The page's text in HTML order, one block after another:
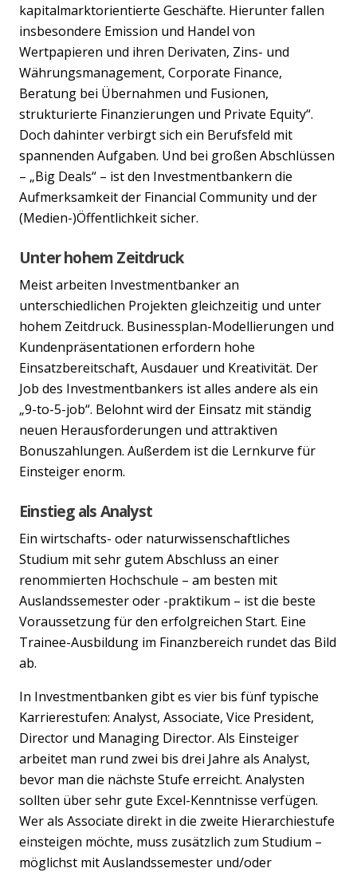
Previous
kapitalmarktorientierte Geschäfte. Hierunter fallen
insbesondere Emission und Handel von
Wertpapieren und ihren Derivaten, Zins- und
Währungsmanagement, Corporate Finance,
Beratung bei Übernahmen und Fusionen,
strukturierte Finanzierungen und Private Equity“.
Doch dahinter verbirgt sich ein Berufsfeld mit
spannenden Aufgaben. Und bei großen Abschlüssen
– „Big Deals“ – ist den Investmentbankern die
Aufmerksamkeit der Financial Community und der
(Medien-)Öffentlichkeit sicher.
Unter hohem Zeitdruck
Meist arbeiten Investmentbanker an
unterschiedlichen Projekten gleichzeitig und unter
hohem Zeitdruck. Businessplan-Modellierungen und
Kundenpräsentationen erfordern hohe
Einsatzbereitschaft, Ausdauer und Kreativität. Der
Job des Investmentbankers ist alles andere als ein
„9-to-5-job“. Belohnt wird der Einsatz mit ständig
neuen Herausforderungen und attraktiven
Bonuszahlungen. Außerdem ist die Lernkurve für
Einsteiger enorm.
Einstieg als Analyst
Ein wirtschafts- oder naturwissenschaftliches
Studium mit sehr gutem Abschluss an einer
renommierten Hochschule – am besten mit
Auslandssemester oder -praktikum – ist die beste
Voraussetzung für den erfolgreichen Start. Eine
Trainee-Ausbildung im Finanzbereich rundet das Bild
ab.
In Investmentbanken gibt es vier bis fünf typische
Karrierestufen: Analyst, Associate, Vice President,
Director und Managing Director. Als Einsteiger
arbeitet man rund zwei bis drei Jahre als Analyst,
bevor man die nächste Stufe erreicht. Analysten
sollten über sehr gute Excel-Kenntnisse verfügen.
Wer als Associate direkt in die zweite Hierarchiestufe
einsteigen möchte, muss zusätzlich zum Studium –
möglichst mit Auslandssemester und/oder